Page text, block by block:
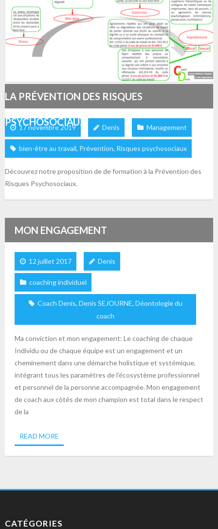
LA PRÉVENTION DES RISQUES
PSYCHOSOCIAUX
17 novembre 2019 Denis Management
bien-être au travail, Prévention, Risques psychosociaux
Découvrez notre proposition de de formation à la Prévention des
Risques Psychosociaux.
MON ENGAGEMENT
12 juillet 2017 Denis
coaching individuel
Coach Denis, Denis SEJOURNE, Déontologie du
coach
Ma conviction et mon engagement: Le coaching de chaque
Individu ou de chaque équipe est un engagement et un
cheminement dans une démarche holistique et systémique,
intégrant tous les paramètres de l’écosystème professionnel
et personnel de la personne accompagnée. Mon engagement
de coach aux côtés de mon champion est total dans le respect
de la
READ MORE
CATÉGORIES